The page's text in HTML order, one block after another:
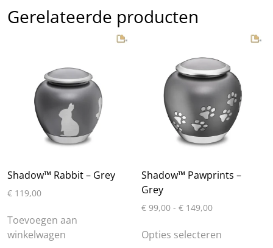
Gerelateerde producten
Shadow™ Rabbit – Grey
€ 119,00
Toevoegen aan
winkelwagen
Shadow™ Pawprints –
Grey
€ 99,00 - € 149,00Prijsklasse:
tot
Opties selecteren